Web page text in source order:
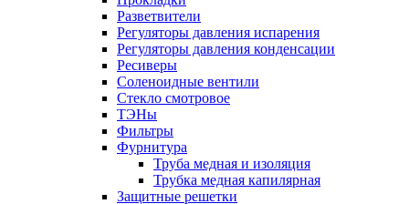
Разветвители
Регуляторы давления испарения
Регуляторы давления конденсации
Ресиверы
Соленоидные вентили
Стекло смотровое
ТЭНы
Фильтры
Фурнитура
Труба медная и изоляция
Трубка медная капилярная
Защитные решетки